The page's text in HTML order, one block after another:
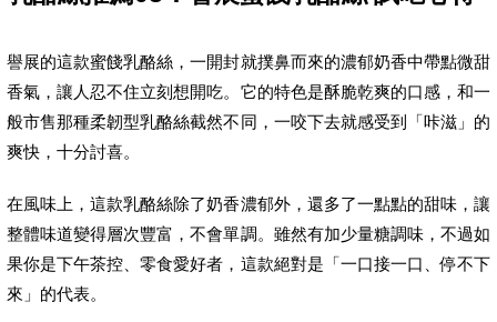
譽展的這款蜜餞乳酪絲，一開封就撲鼻而來的濃郁奶香中帶點微甜
香氣，讓人忍不住立刻想開吃。它的特色是酥脆乾爽的口感，和一
般市售那種柔韌型乳酪絲截然不同，一咬下去就感受到「咔滋」的
爽快，十分討喜。
在風味上，這款乳酪絲除了奶香濃郁外，還多了一點點的甜味，讓
整體味道變得層次豐富，不會單調。雖然有加少量糖調味，不過如
果你是下午茶控、零食愛好者，這款絕對是「一口接一口、停不下
來」的代表。